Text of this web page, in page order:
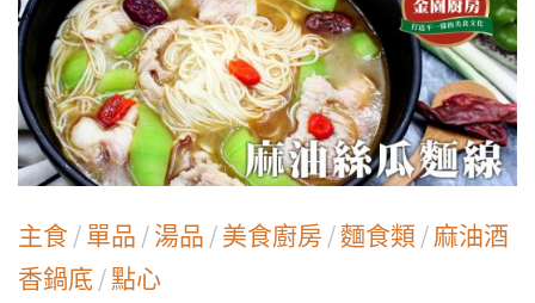
主食 /單品 /湯品 /美食廚房 /麵食類 /麻油酒
香鍋底 /點心